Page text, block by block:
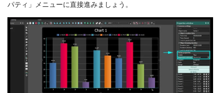
パティ」メニューに直接進みましょう。